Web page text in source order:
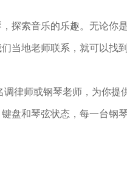
探索音乐的乐趣。无论你
当地老师联系，就可以找
调律师或钢琴老师，为你提
盘和琴弦状态，每一台钢